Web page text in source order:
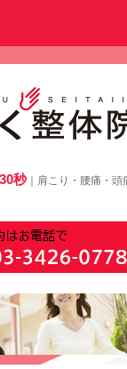
秒｜肩こり・腰痛・頭